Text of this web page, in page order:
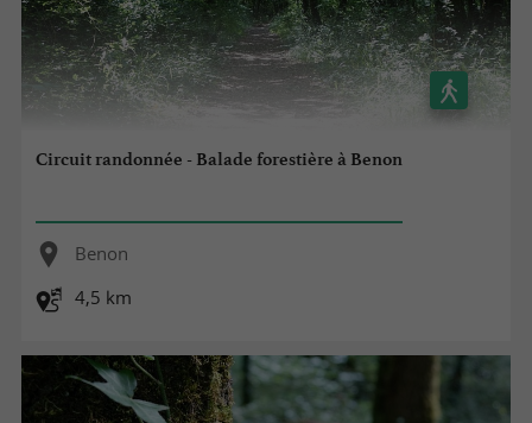
Circuit randonnée - Balade forestière à Benon
Benon
4,5 km